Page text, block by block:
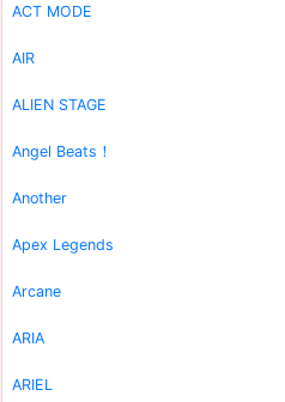
ACT MODE
AIR
ALIEN STAGE
Angel Beats！
Another
Apex Legends
Arcane
ARIA
ARIEL